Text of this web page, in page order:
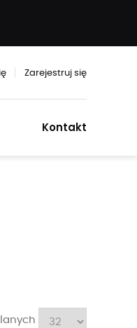
Zarejestruj się
Kontakt